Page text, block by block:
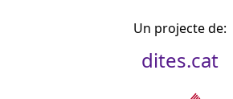
Un projecte de:
dites.cat